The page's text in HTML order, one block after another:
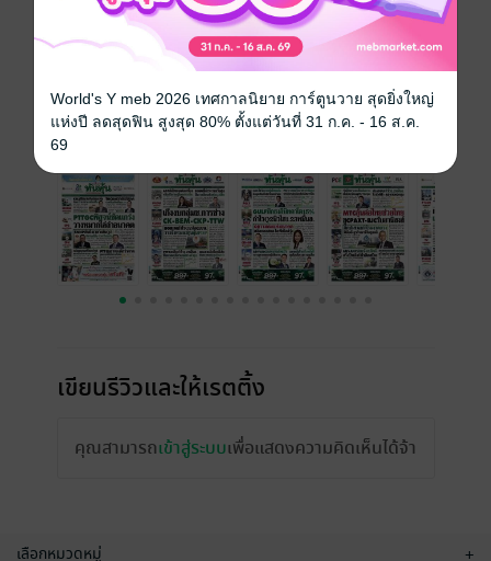
ความยาว
ฉบับย้อนหลัง
เขียนรีวิวและให้เรตติ้ง
คุณสามารถเข้าสู่ระบบเพื่อแสดงความคิดเห็นได้จ้า
เลือกหมวดหมู่ +
World's Y meb 2026 เทศกาลนิยาย การ์ตูนวาย สุดยิ่งใหญ่
แห่งปี ลดสุดฟิน สูงสุด 80% ตั้งแต่วันที่ 31 ก.ค. - 16 ส.ค.
69